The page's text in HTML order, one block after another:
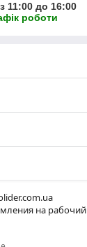
на рабочий
11:00 до 16:00
роботи